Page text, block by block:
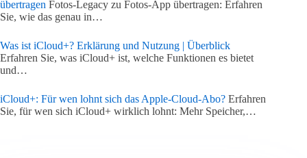
übertragen Fotos-Legacy zu Fotos-App übertragen: Erfahren
Sie, wie das genau in…
Was ist iCloud+? Erklärung und Nutzung | Überblick
Erfahren Sie, was iCloud+ ist, welche Funktionen es bietet
und…
iCloud+: Für wen lohnt sich das Apple-Cloud-Abo? Erfahren
Sie, für wen sich iCloud+ wirklich lohnt: Mehr Speicher,…